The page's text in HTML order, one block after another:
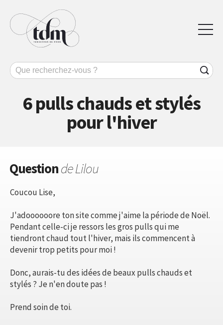
6 pulls chauds et stylés
pour l'hiver
Questionde Lilou
Coucou Lise,
J'adoooooore ton site comme j'aime la période de Noël.
Pendant celle-ci je ressors les gros pulls qui me
tiendront chaud tout l'hiver, mais ils commencent à
devenir trop petits pour moi !
Donc, aurais-tu des idées de beaux pulls chauds et
stylés ? Je n'en doute pas !
Prend soin de toi.